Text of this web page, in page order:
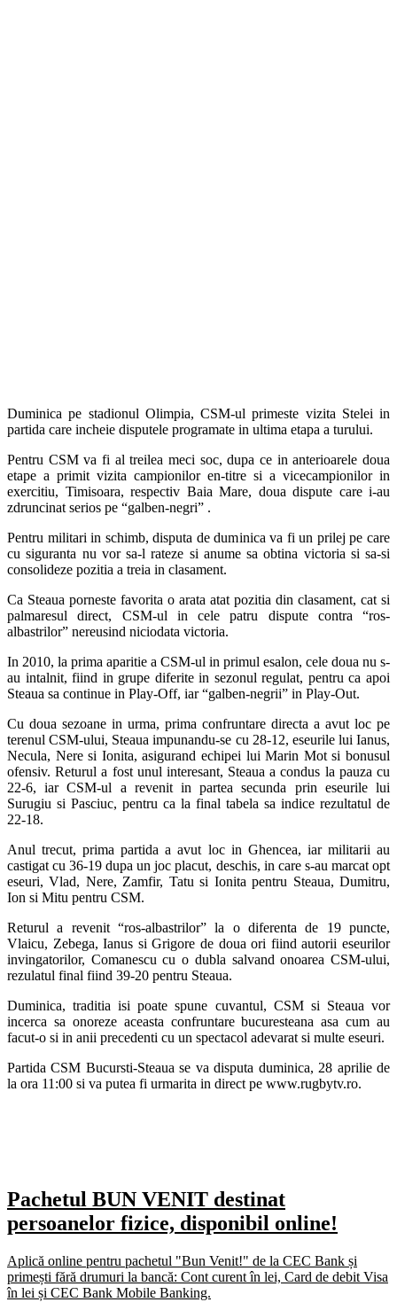
Duminica pe stadionul Olimpia, CSM-ul primeste vizita Stelei in
partida care incheie disputele programate in ultima etapa a turului.
Pentru CSM va fi al treilea meci soc, dupa ce in anterioarele doua
etape a primit vizita campionilor en-titre si a vicecampionilor in
exercitiu, Timisoara, respectiv Baia Mare, doua dispute care i-au
zdruncinat serios pe “galben-negri” .
Pentru militari in schimb, disputa de duminica va fi un prilej pe care
cu siguranta nu vor sa-l rateze si anume sa obtina victoria si sa-si
consolideze pozitia a treia in clasament.
Ca Steaua porneste favorita o arata atat pozitia din clasament, cat si
palmaresul direct, CSM-ul in cele patru dispute contra “ros-
albastrilor” nereusind niciodata victoria.
In 2010, la prima aparitie a CSM-ul in primul esalon, cele doua nu s-
au intalnit, fiind in grupe diferite in sezonul regulat, pentru ca apoi
Steaua sa continue in Play-Off, iar “galben-negrii” in Play-Out.
Cu doua sezoane in urma, prima confruntare directa a avut loc pe
terenul CSM-ului, Steaua impunandu-se cu 28-12, eseurile lui Ianus,
Necula, Nere si Ionita, asigurand echipei lui Marin Mot si bonusul
ofensiv. Returul a fost unul interesant, Steaua a condus la pauza cu
22-6, iar CSM-ul a revenit in partea secunda prin eseurile lui
Surugiu si Pasciuc, pentru ca la final tabela sa indice rezultatul de
22-18.
Anul trecut, prima partida a avut loc in Ghencea, iar militarii au
castigat cu 36-19 dupa un joc placut, deschis, in care s-au marcat opt
eseuri, Vlad, Nere, Zamfir, Tatu si Ionita pentru Steaua, Dumitru,
Ion si Mitu pentru CSM.
Returul a revenit “ros-albastrilor” la o diferenta de 19 puncte,
Vlaicu, Zebega, Ianus si Grigore de doua ori fiind autorii eseurilor
invingatorilor, Comanescu cu o dubla salvand onoarea CSM-ului,
rezulatul final fiind 39-20 pentru Steaua.
Duminica, traditia isi poate spune cuvantul, CSM si Steaua vor
incerca sa onoreze aceasta confruntare bucuresteana asa cum au
facut-o si in anii precedenti cu un spectacol adevarat si multe eseuri.
Partida CSM Bucursti-Steaua se va disputa duminica, 28 aprilie de
la ora 11:00 si va putea fi urmarita in direct pe www.rugbytv.ro.
Pachetul BUN VENIT destinat
persoanelor fizice, disponibil online!
Aplică online pentru pachetul "Bun Venit!" de la CEC Bank și
primești fără drumuri la bancă: Cont curent în lei, Card de debit Visa
în lei și CEC Bank Mobile Banking.​